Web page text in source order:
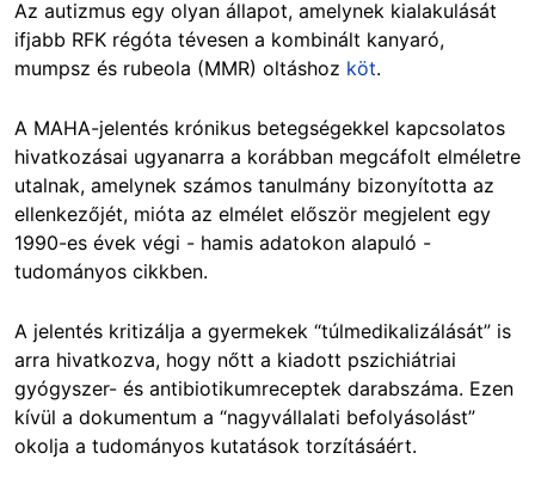
Az autizmus egy olyan állapot, amelynek kialakulását
ifjabb RFK régóta tévesen a kombinált kanyaró,
mumpsz és rubeola (MMR) oltáshoz köt.
A MAHA-jelentés krónikus betegségekkel kapcsolatos
hivatkozásai ugyanarra a korábban megcáfolt elméletre
utalnak, amelynek számos tanulmány bizonyította az
ellenkezőjét, mióta az elmélet először megjelent egy
1990-es évek végi - hamis adatokon alapuló -
tudományos cikkben.
A jelentés kritizálja a gyermekek “túlmedikalizálását” is
arra hivatkozva, hogy nőtt a kiadott pszichiátriai
gyógyszer- és antibiotikumreceptek darabszáma. Ezen
kívül a dokumentum a “nagyvállalati befolyásolást”
okolja a tudományos kutatások torzításáért.